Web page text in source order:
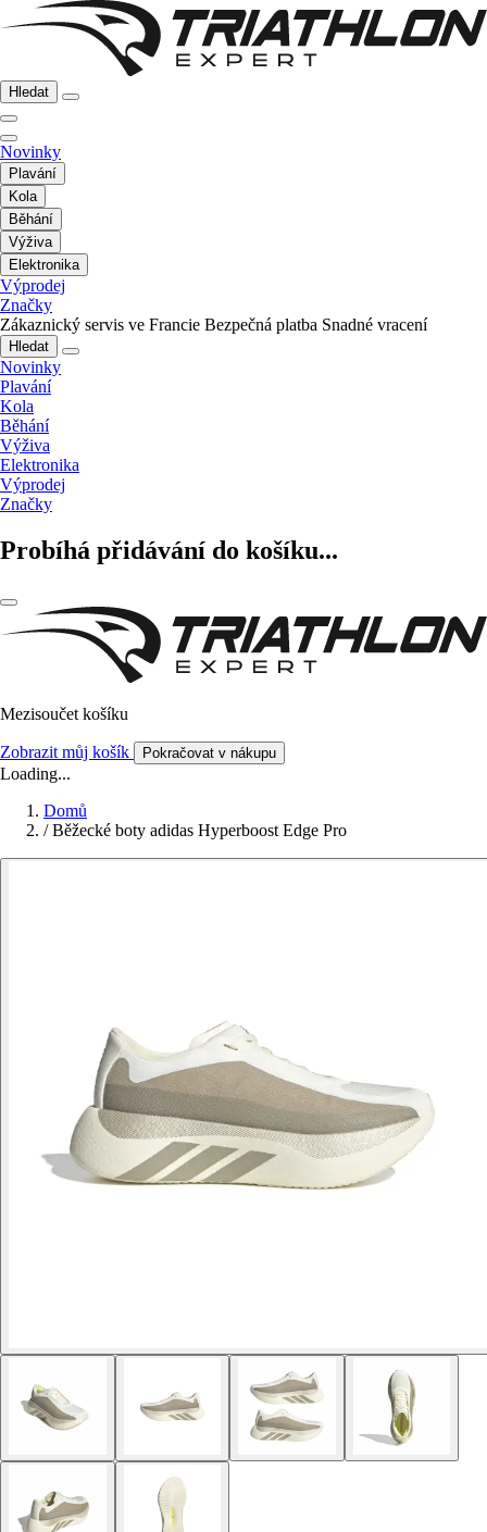
Hledat
Novinky
Plavání
Kola
Běhání
Výživa
Elektronika
Výprodej
Značky
Zákaznický servis ve Francie Bezpečná platba Snadné vracení
Hledat
Novinky
Plavání
Kola
Běhání
Výživa
Elektronika
Výprodej
Značky
Probíhá přidávání do košíku...
Mezisoučet košíku
Zobrazit můj košík Pokračovat v nákupu
Loading...
Domů
/ Běžecké boty adidas Hyperboost Edge Pro